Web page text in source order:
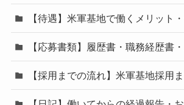
【待遇】米軍基地で働くメリット
【応募書類】履歴書・職務経歴書
【採用までの流れ】米軍基地採用